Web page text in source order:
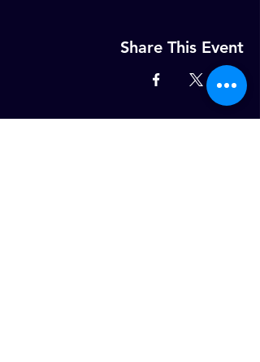
Share This Event